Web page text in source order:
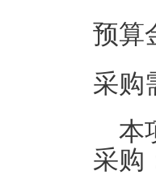
预算
采购
本
采购